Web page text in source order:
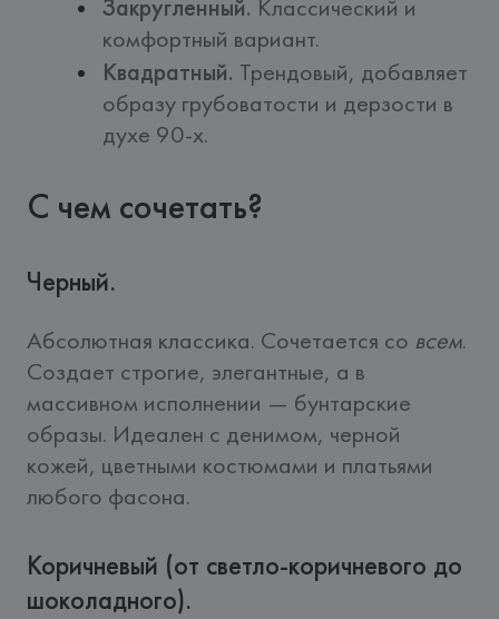
Закругленный. Классический и
комфортный вариант.
Квадратный. Трендовый, добавляет
образу грубоватости и дерзости в
духе 90-х.
С чем сочетать?
Черный.
Абсолютная классика. Сочетается со всем.
Создает строгие, элегантные, а в
массивном исполнении — бунтарские
образы. Идеален с денимом, черной
кожей, цветными костюмами и платьями
любого фасона.
Коричневый (от светло-коричневого до
шоколадного).